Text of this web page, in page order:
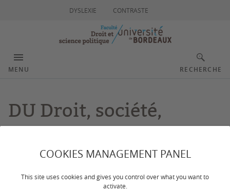
COOKIES MANAGEMENT PANEL
This site uses cookies and gives you control over what you want to
activate.
DYSLEXIE CONTRASTE
MENU RECHERCHE
DU Droit, société,
religion